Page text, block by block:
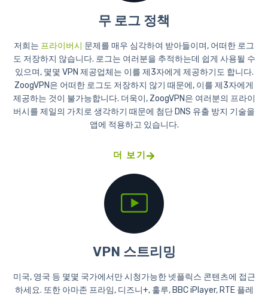
무 로그 정책
저희는 프라이버시 문제를 매우 심각하여 받아들이며, 어떠한 로그
도 저장하지 않습니다. 로그는 여러분을 추적하는데 쉽게 사용될 수
있으며, 몇몇 VPN 제공업체는 이를 제3자에게 제공하기도 합니다.
ZoogVPN은 어떠한 로그도 저장하지 않기 때문에, 이를 제3자에게
제공하는 것이 불가능합니다. 더욱이, ZoogVPN은 여러분의 프라이
버시를 제일의 가치로 생각하기 때문에 첨단 DNS 유출 방지 기술을
앱에 적용하고 있습니다.
더 보기
VPN 스트리밍
미국, 영국 등 몇몇 국가에서만 시청가능한 넷플릭스 콘텐츠에 접근
하세요. 또한 아마존 프라임, 디즈니+, 훌루, BBC iPlayer, RTE 플레